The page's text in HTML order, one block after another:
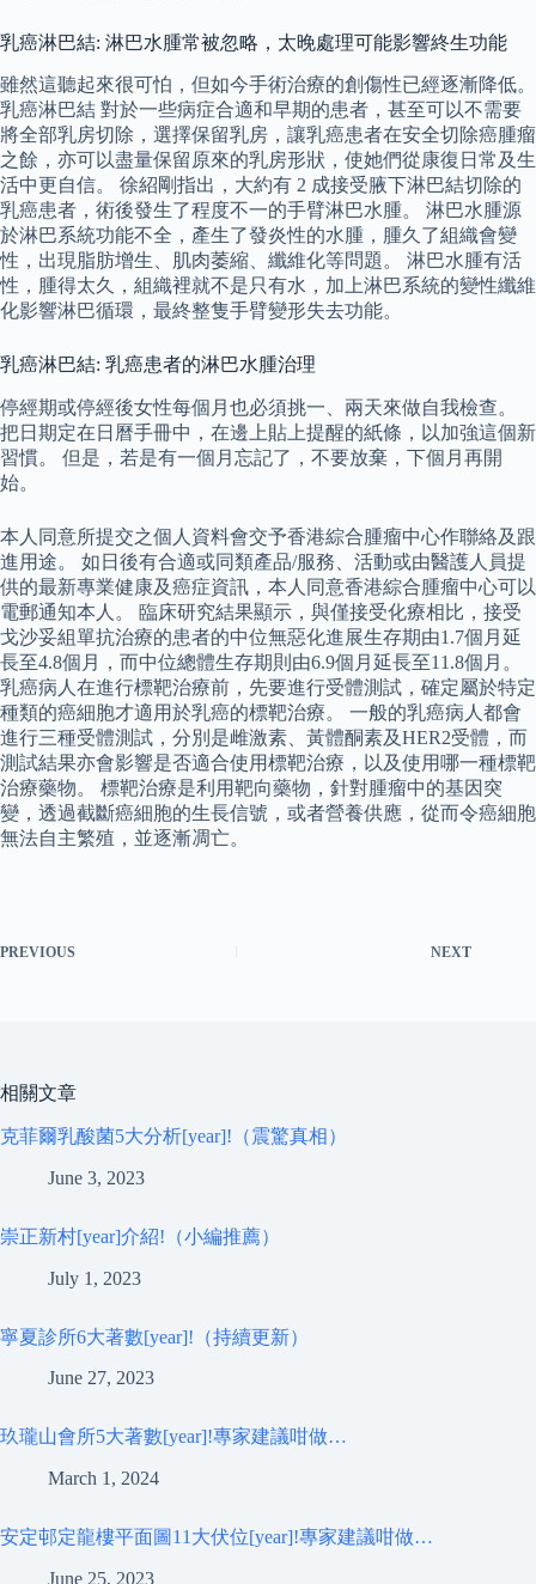
乳癌淋巴結: 淋巴水腫常被忽略，太晚處理可能影響終生功能
雖然這聽起來很可怕，但如今手術治療的創傷性已經逐漸降低。
乳癌淋巴結 對於一些病症合適和早期的患者，甚至可以不需要
將全部乳房切除，選擇保留乳房，讓乳癌患者在安全切除癌腫瘤
之餘，亦可以盡量保留原來的乳房形狀，使她們從康復日常及生
活中更自信。 徐紹剛指出，大約有 2 成接受腋下淋巴結切除的
乳癌患者，術後發生了程度不一的手臂淋巴水腫。 淋巴水腫源
於淋巴系統功能不全，產生了發炎性的水腫，腫久了組織會變
性，出現脂肪增生、肌肉萎縮、纖維化等問題。 淋巴水腫有活
性，腫得太久，組織裡就不是只有水，加上淋巴系統的變性纖維
化影響淋巴循環，最終整隻手臂變形失去功能。
乳癌淋巴結: 乳癌患者的淋巴水腫治理
停經期或停經後女性每個月也必須挑一、兩天來做自我檢查。
把日期定在日曆手冊中，在邊上貼上提醒的紙條，以加強這個新
習慣。 但是，若是有一個月忘記了，不要放棄，下個月再開
始。
本人同意所提交之個人資料會交予香港綜合腫瘤中心作聯絡及跟
進用途。 如日後有合適或同類產品/服務、活動或由醫護人員提
供的最新專業健康及癌症資訊，本人同意香港綜合腫瘤中心可以
電郵通知本人。 臨床研究結果顯示，與僅接受化療相比，接受
戈沙妥組單抗治療的患者的中位無惡化進展生存期由1.7個月延
長至4.8個月，而中位總體生存期則由6.9個月延長至11.8個月。
乳癌病人在進行標靶治療前，先要進行受體測試，確定屬於特定
種類的癌細胞才適用於乳癌的標靶治療。 一般的乳癌病人都會
進行三種受體測試，分別是雌激素、黃體酮素及HER2受體，而
測試結果亦會影響是否適合使用標靶治療，以及使用哪一種標靶
治療藥物。 標靶治療是利用靶向藥物，針對腫瘤中的基因突
變，透過截斷癌細胞的生長信號，或者營養供應，從而令癌細胞
無法自主繁殖，並逐漸凋亡。
PREVIOUS NEXT
相關文章
克菲爾乳酸菌5大分析[year]!（震驚真相）
June 3, 2023
崇正新村[year]介紹!（小編推薦）
July 1, 2023
寧夏診所6大著數[year]!（持續更新）
June 27, 2023
玖瓏山會所5大著數[year]!專家建議咁做…
March 1, 2024
安定邨定龍樓平面圖11大伏位[year]!專家建議咁做…
June 25, 2023